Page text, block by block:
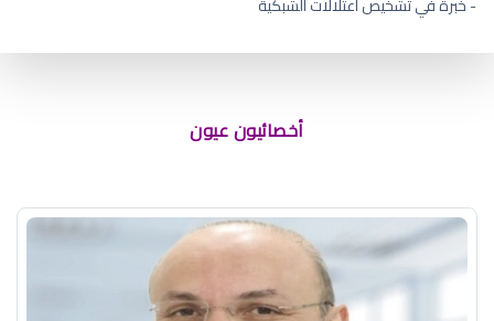
قطرة هاى فريش سعر
أخصائيون عيون